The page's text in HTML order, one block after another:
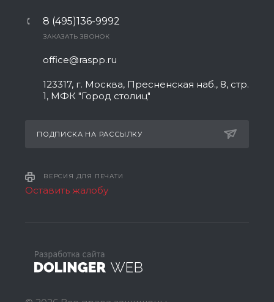
8 (495)136-9992
ЗАКАЗАТЬ ЗВОНОК
office@raspp.ru
123317, г. Москва, Пресненская наб., 8, стр.
1, МФК "Город столиц"
ПОДПИСКА НА РАССЫЛКУ
ВЕРСИЯ ДЛЯ ПЕЧАТИ
Оставить жалобу